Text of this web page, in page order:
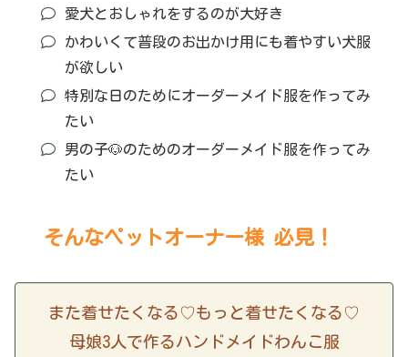
愛犬とおしゃれをするのが大好き
かわいくて普段のお出かけ用にも着やすい犬服
が欲しい
特別な日のためにオーダーメイド服を作ってみ
たい
男の子🐶のためのオーダーメイド服を作ってみ
たい
そんなペットオーナー様 必見！
また着せたくなる♡もっと着せたくなる♡
母娘3人で作るハンドメイドわんこ服